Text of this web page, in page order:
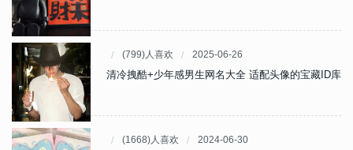
(799)人喜欢 2025-06-26
清冷拽酷+少年感男生网名大全 适配头像的宝藏ID库
(1668)人喜欢 2024-06-30